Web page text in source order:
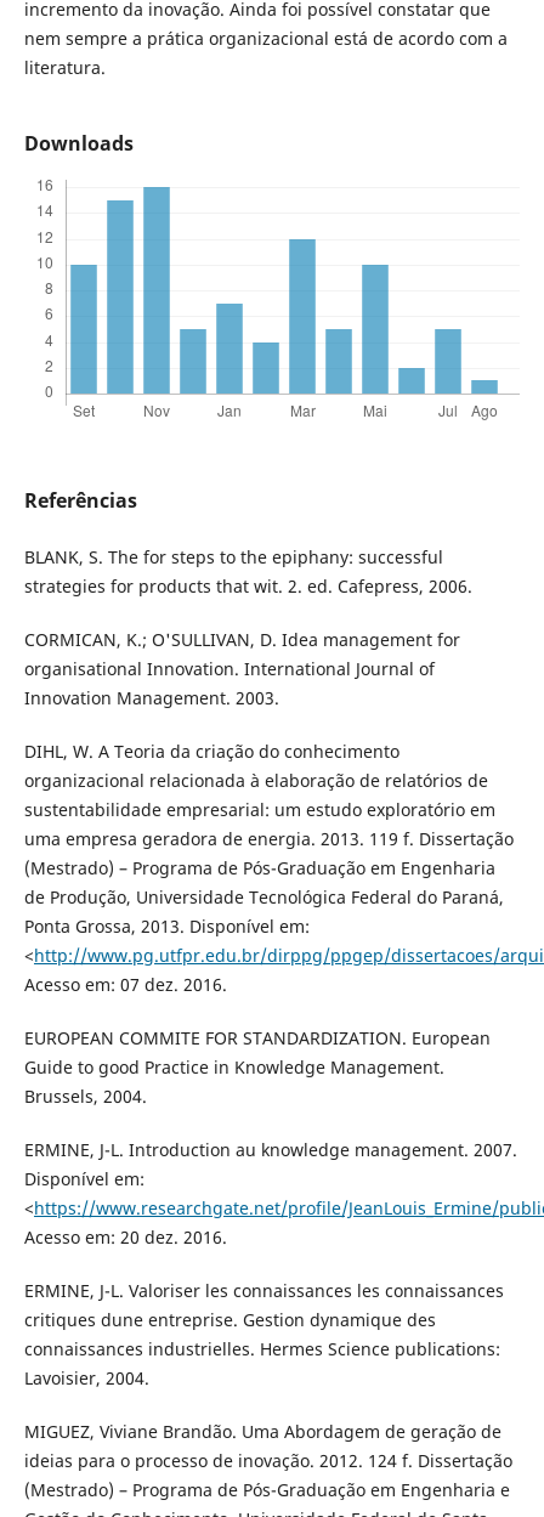
incremento da inovação. Ainda foi possível constatar que
nem sempre a prática organizacional está de acordo com a
literatura.
Downloads
Referências
BLANK, S. The for steps to the epiphany: successful
strategies for products that wit. 2. ed. Cafepress, 2006.
CORMICAN, K.; O'SULLIVAN, D. Idea management for
organisational Innovation. International Journal of
Innovation Management. 2003.
DIHL, W. A Teoria da criação do conhecimento
organizacional relacionada à elaboração de relatórios de
sustentabilidade empresarial: um estudo exploratório em
uma empresa geradora de energia. 2013. 119 f. Dissertação
(Mestrado) – Programa de Pós-Graduação em Engenharia
de Produção, Universidade Tecnológica Federal do Paraná,
Ponta Grossa, 2013. Disponível em:
<http://www.pg.utfpr.edu.br/dirppg/ppgep/dissertacoes/
Acesso em: 07 dez. 2016.
EUROPEAN COMMITE FOR STANDARDIZATION. European
Guide to good Practice in Knowledge Management.
Brussels, 2004.
ERMINE, J-L. Introduction au knowledge management. 2007.
Disponível em:
<https://www.researchgate.net/profile/JeanLouis_Ermine/
Acesso em: 20 dez. 2016.
ERMINE, J-L. Valoriser les connaissances les connaissances
critiques dune entreprise. Gestion dynamique des
connaissances industrielles. Hermes Science publications:
Lavoisier, 2004.
MIGUEZ, Viviane Brandão. Uma Abordagem de geração de
ideias para o processo de inovação. 2012. 124 f. Dissertação
(Mestrado) – Programa de Pós-Graduação em Engenharia e